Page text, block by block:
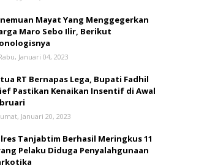
Mayat Yang Menggegerkan
Maro Sebo Ilir, Berikut
Januari 04, 2023
RT Bernapas Lega, Bupati Fadhil
Pastikan Kenaikan Insentif di Awal
Januari 20, 2023
Tanjabtim Berhasil Meringkus 11
Pelaku Diduga Penyalahgunaan